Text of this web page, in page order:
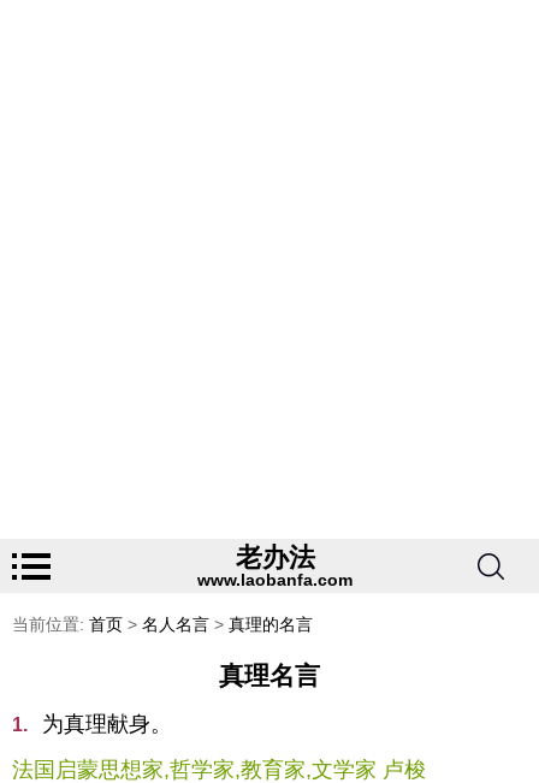
老办法
www.laobanfa.com
当前位置: 首页 > 名人名言 > 真理的名言
真理名言
1.
为真理献身。
法国启蒙思想家,哲学家,教育家,文学家 卢梭